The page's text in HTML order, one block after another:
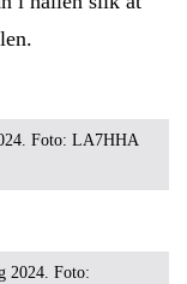
Foto: LA7HHA
2024. Foto: